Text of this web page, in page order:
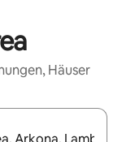
Häuser
navigiere mit den